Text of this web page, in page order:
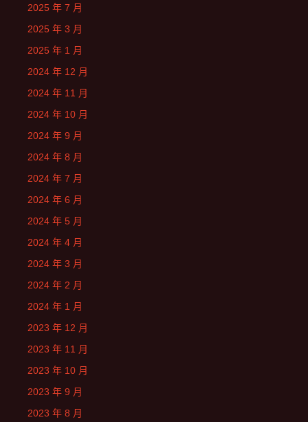
2025 年 7 月
2025 年 3 月
2025 年 1 月
2024 年 12 月
2024 年 11 月
2024 年 10 月
2024 年 9 月
2024 年 8 月
2024 年 7 月
2024 年 6 月
2024 年 5 月
2024 年 4 月
2024 年 3 月
2024 年 2 月
2024 年 1 月
2023 年 12 月
2023 年 11 月
2023 年 10 月
2023 年 9 月
2023 年 8 月